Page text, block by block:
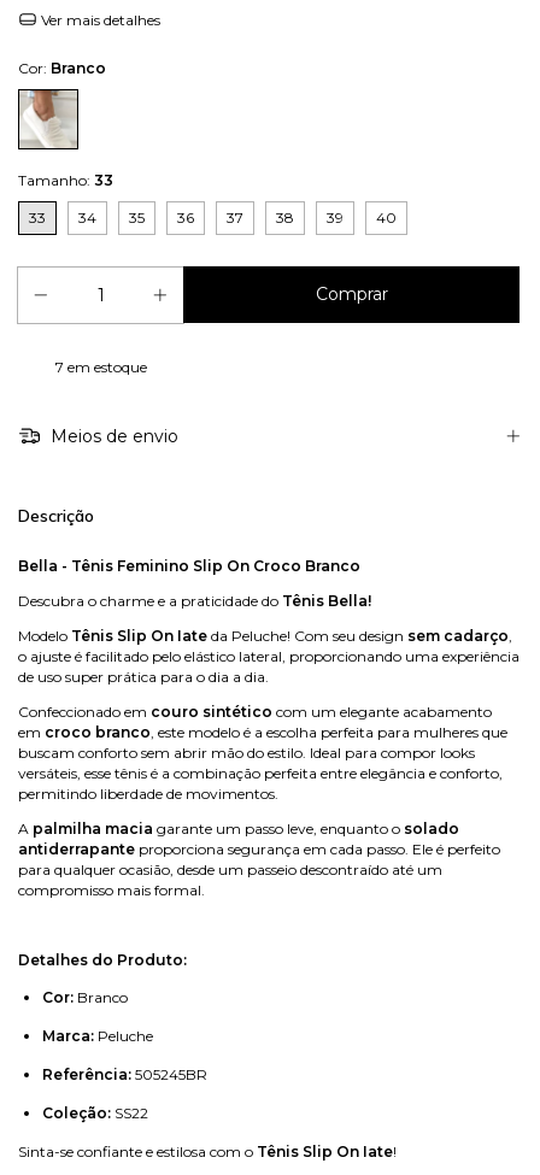
Ver mais detalhes
Cor: Branco
Tamanho: 33
33 34 35 36 37 38 39 40
7 em estoque
Meios de envio
Descrição
Bella - Tênis Feminino Slip On Croco Branco
Descubra o charme e a praticidade do Tênis Bella!
Modelo Tênis Slip On Iate da Peluche! Com seu design sem cadarço,
o ajuste é facilitado pelo elástico lateral, proporcionando uma experiência
de uso super prática para o dia a dia.
Confeccionado em couro sintético com um elegante acabamento
em croco branco, este modelo é a escolha perfeita para mulheres que
buscam conforto sem abrir mão do estilo. Ideal para compor looks
versáteis, esse tênis é a combinação perfeita entre elegância e conforto,
permitindo liberdade de movimentos.
A palmilha macia garante um passo leve, enquanto o solado
antiderrapante proporciona segurança em cada passo. Ele é perfeito
para qualquer ocasião, desde um passeio descontraído até um
compromisso mais formal.
Detalhes do Produto:
Cor: Branco
Marca: Peluche
Referência: 505245BR
Coleção: SS22
Sinta-se confiante e estilosa com o Tênis Slip On Iate!